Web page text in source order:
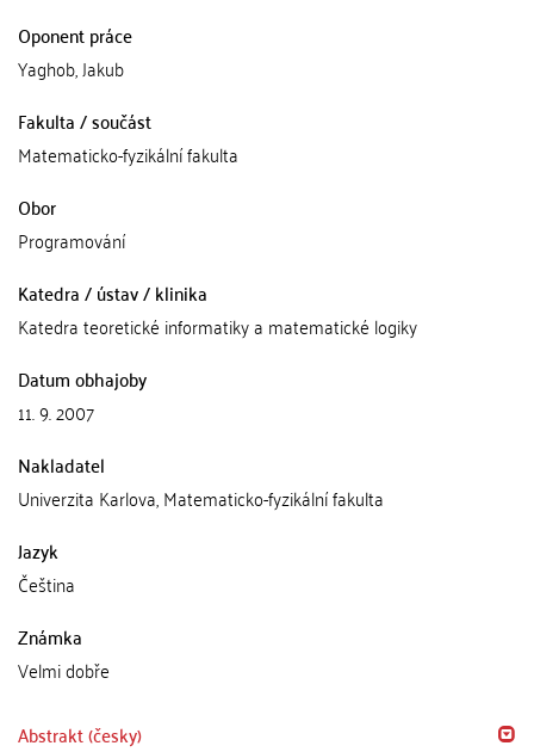
Oponent práce
Yaghob, Jakub
Fakulta / součást
Matematicko-fyzikální fakulta
Obor
Programování
Katedra / ústav / klinika
Katedra teoretické informatiky a matematické logiky
Datum obhajoby
11. 9. 2007
Nakladatel
Univerzita Karlova, Matematicko-fyzikální fakulta
Jazyk
Čeština
Známka
Velmi dobře
Abstrakt (česky)